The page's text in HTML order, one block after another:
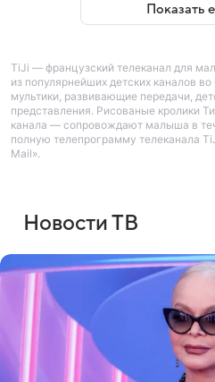
Показать
TiJi — французский телеканал для
из популярнейших детских каналов
мультики, развивающие передачи,
представления. Рисованые кролики
канала — сопровождают малыша в
полную телепрограмму телеканала
Mail».
Новости ТВ